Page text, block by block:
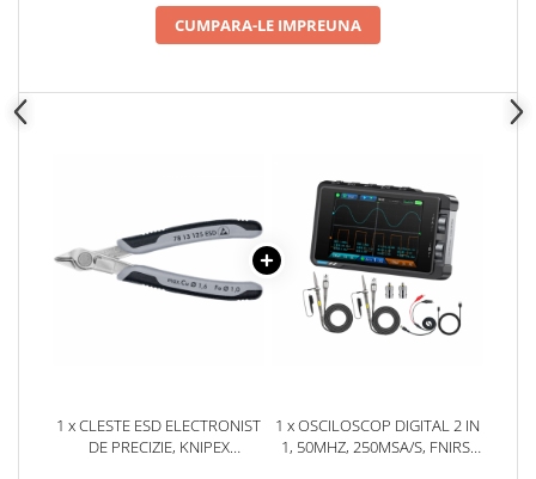
CUMPARA-LE IMPREUNA
1 x CLESTE ESD ELECTRONIST
DE PRECIZIE, KNIPEX
1 x OSCILOSCOP DIGITAL 2 IN
1, 50MHZ, 250MSA/S, FNIRSI